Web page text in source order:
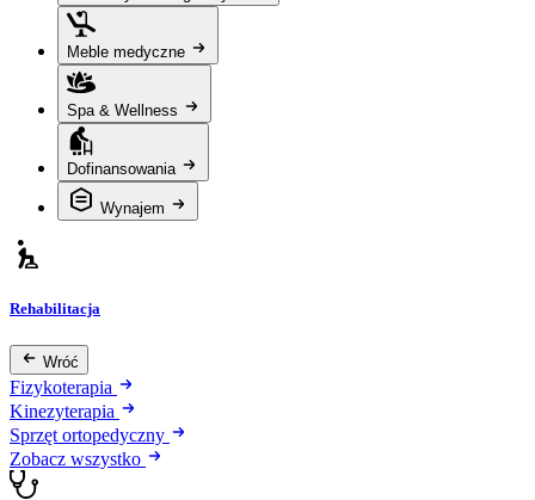
Meble medyczne
Spa & Wellness
Dofinansowania
Wynajem
Rehabilitacja
Wróć
Fizykoterapia
Kinezyterapia
Sprzęt ortopedyczny
Zobacz wszystko